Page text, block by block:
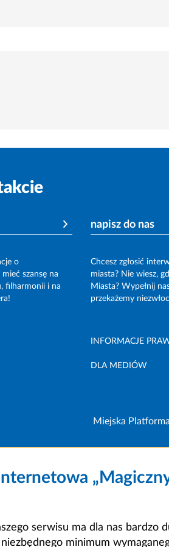
o
szansę na
filharmonii i na
napisz do nas
Chcesz zgłosić
miasta? Nie wiesz,
Miasta? Wypełnij
przekażemy
INFORMACJE
DLA MEDIÓW
Miejska
serwisu ma dla nas bardzo
minimum